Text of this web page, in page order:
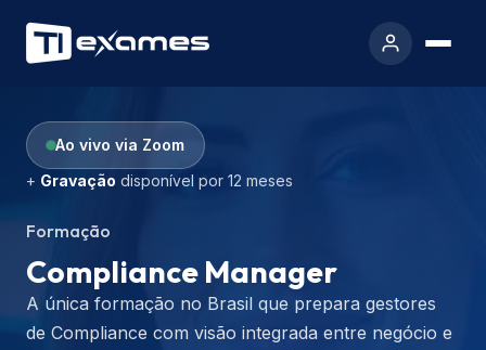
Ao vivo via Zoom
+ Gravação disponível por 12 meses
Formação
Compliance Manager
A única formação no Brasil que prepara gestores
de Compliance com visão integrada entre negócio e